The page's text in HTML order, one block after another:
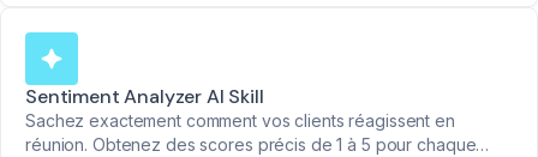
Sentiment Analyzer AI Skill
Sachez exactement comment vos clients réagissent en
réunion. Obtenez des scores précis de 1 à 5 pour chaque